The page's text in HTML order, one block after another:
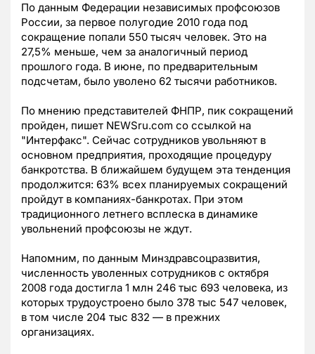
По данным Федерации независимых профсоюзов
России, за первое полугодие 2010 года под
сокращение попали 550 тысяч человек. Это на
27,5% меньше, чем за аналогичный период
прошлого года. В июне, по предварительным
подсчетам, было уволено 62 тысячи работников.
По мнению представителей ФНПР, пик сокращений
пройден, пишет NEWSru.com со ссылкой на
"Интерфакс". Сейчас сотрудников увольняют в
основном предприятия, проходящие процедуру
банкротства. В ближайшем будущем эта тенденция
продолжится: 63% всех планируемых сокращений
пройдут в компаниях-банкротах. При этом
традиционного летнего всплеска в динамике
увольнений профсоюзы не ждут.
Напомним, по данным Минздравсоцразвития,
численность уволенных сотрудников с октября
2008 года достигла 1 млн 246 тыс 693 человека, из
которых трудоустроено было 378 тыс 547 человек,
в том числе 204 тыс 832 — в прежних
организациях.